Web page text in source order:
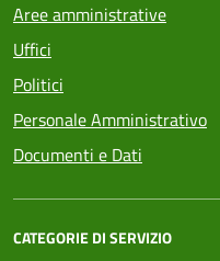
Aree amministrative
Uffici
Politici
Personale Amministrativo
Documenti e Dati
CATEGORIE DI SERVIZIO